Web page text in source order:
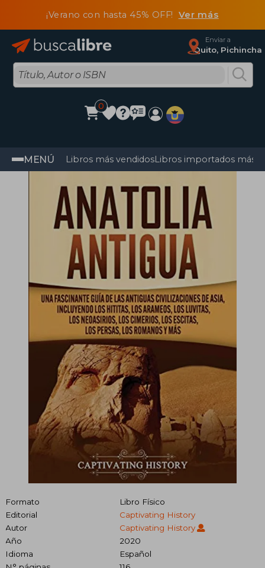
¡Verano con hasta 45% OFF! Ver más
Enviar a
Quito, Pichincha
0
MENÚ Libros más vendidosLibros importados más
Formato
Libro Físico
Editorial
Captivating History
Autor
Captivating History
Año
2020
Idioma
Español